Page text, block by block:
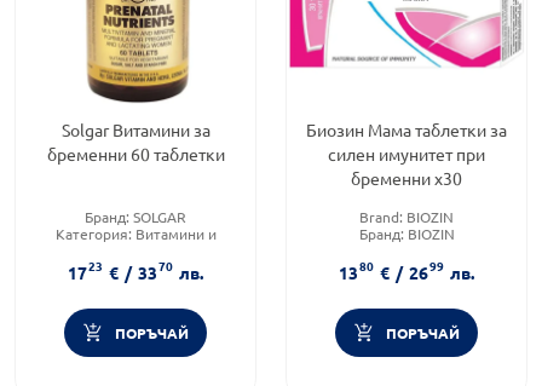
Solgar Витамини за
бременни 60 таблетки
Бранд: SOLGAR
Категория: Витамини и
Форма на продукта: таблетки
1723 € / 3370 лв.
ПОРЪЧАЙ
Биозин Мама таблетки за
силен имунитет при
бременни х30
Brand: BIOZIN
Бранд: BIOZIN
1380 € / 2699 лв.
ПОРЪЧАЙ